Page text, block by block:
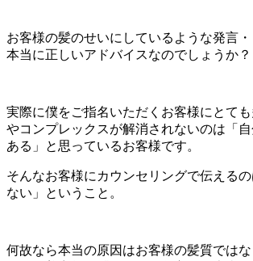
お客様の髪のせいにしているような発言
本当に正しいアドバイスなのでしょうか？
実際に僕をご指名いただくお客様にとて
やコンプレックスが解消されないのは「
ある」と思っているお客様です。
そんなお客様にカウンセリングで伝える
ない」ということ。
何故なら本当の原因はお客様の髪質では